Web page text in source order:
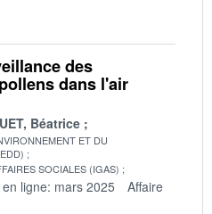
des
dans l'air
Béatrice
ET DU
SOCIALES (IGAS)
ligne: mars 2025
Affaire